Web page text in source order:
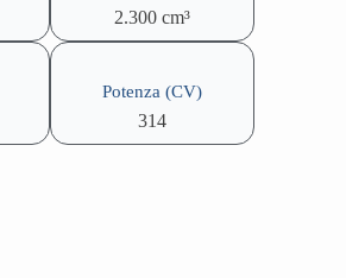
2.300 cm³
Potenza (CV)
314